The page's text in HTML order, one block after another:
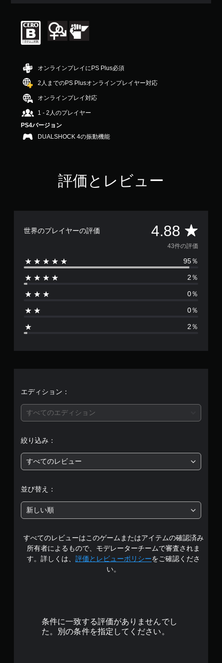
は
段
中
の
4
8
で
す
オンラインプレイにPS Plus必須
2人までのPS Plusオンラインプレイヤー対応
オンラインプレイ対応
1 - 2人のプレイヤー
PS4バージョン
DUALSHOCK 4の振動機能
評価とレビュー
世界のプレイヤーの評価 4.88 評
価
数
は
3
5
段
中
の
4
.
43件の評価
95％
2％
0％
0％
2％
エディション：
すべてのエディション
絞り込み：
すべてのレビュー
並び替え：
新しい順
すべてのレビューはこのゲームまたはアイテムの確認済み
所有者によるもので、モデレーターチームで審査されま
す。詳しくは、 評価とレビューポリシーをご確認くださ
い。
条件に一致する評価がありませんでし
た。別の条件を指定してください。